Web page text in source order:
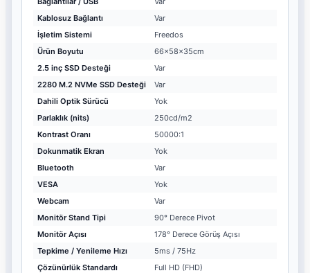
Kablosuz Bağlantı
Var
İşletim Sistemi
Freedos
Ürün Boyutu
66x58x35cm
2.5 inç SSD Desteği
Var
2280 M.2 NVMe SSD Desteği
Var
Dahili Optik Sürücü
Yok
Parlaklık (nits)
250cd/m2
Kontrast Oranı
50000:1
Dokunmatik Ekran
Yok
Bluetooth
Var
VESA
Yok
Webcam
Var
Monitör Stand Tipi
90° Derece Pivot
Monitör Açısı
178° Derece Görüş Açısı
Tepkime / Yenileme Hızı
5ms / 75Hz
Çözünürlük Standardı
Full HD (FHD)